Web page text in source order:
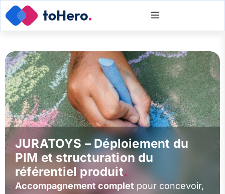
JURATOYS – Déploiement du
PIM et structuration du
référentiel produit.
Accompagnement complet pour concevoir,